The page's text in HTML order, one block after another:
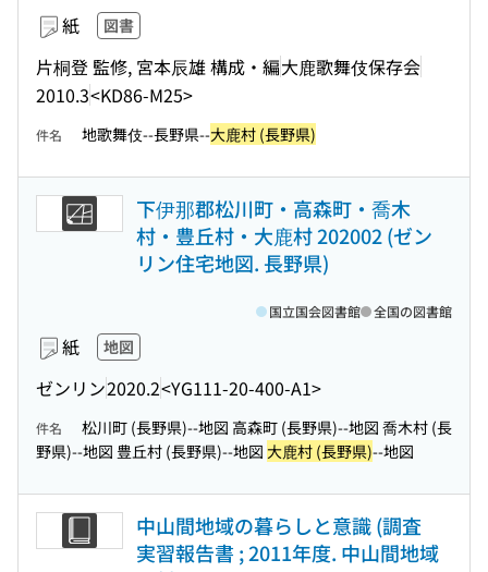
紙 図書
片桐登 監修, 宮本辰雄 構成・編大鹿歌舞伎保存会
2010.3<KD86-M25>
件名 地歌舞伎--長野県--大鹿村 (長野県)
下伊那郡松川町・高森町・喬木
村・豊丘村・大鹿村 202002 (ゼン
リン住宅地図. 長野県)
紙 地図
ゼンリン2020.2<YG111-20-400-A1>
国立国会図書館 全国の図書館
件名
松川町 (長野県)--地図 高森町 (長野県)--地図 喬木村 (長
野県)--地図 豊丘村 (長野県)--地図 大鹿村 (長野県)--地図
中山間地域の暮らしと意識 (調査
実習報告書 ; 2011年度. 中山間地域